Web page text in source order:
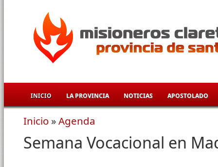
INICIO LA PROVINCIA NOTICIAS APOSTOLADO
Se encuentra usted aquí
Inicio »Agenda
Semana Vocacional en